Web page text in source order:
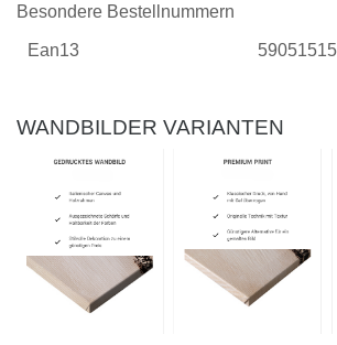
Besondere Bestellnummern
Ean13
WANDBILDER VARIANTEN